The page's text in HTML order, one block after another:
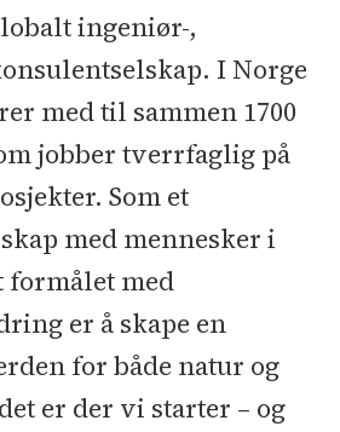
ingeniør-,
I Norge
med til sammen 1700
jobber tverrfaglig på
Som et
med mennesker i
med
er å skape en
for både natur og
er der vi starter – og